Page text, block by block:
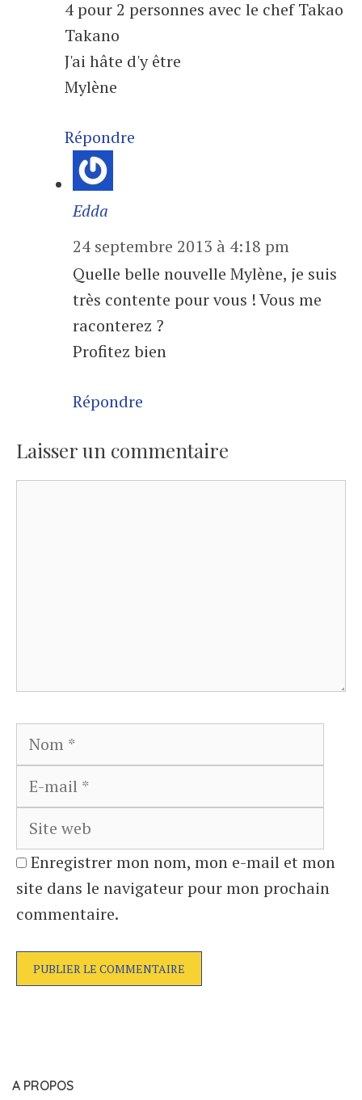
4 pour 2 personnes avec le chef Takao
Takano
J'ai hâte d'y être
Mylène
Répondre
Edda
24 septembre 2013 à 4:18 pm
Quelle belle nouvelle Mylène, je suis
très contente pour vous ! Vous me
raconterez ?
Profitez bien
Répondre
Laisser un commentaire
Nom
Enregistrer mon nom, mon e-mail et mon
site dans le navigateur pour mon prochain
commentaire.
A PROPOS